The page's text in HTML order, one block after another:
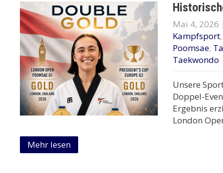
Mai 4, 2026
Kampfsport
Poomsae,
Taekwondo
Unsere
Doppel-
Ergebnis
London
Mehr lesen